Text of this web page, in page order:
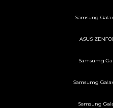
Samsung
ASUS
Samsumg
Samsumg
Samsung